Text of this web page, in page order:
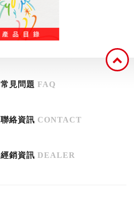
常見問題 FAQ
聯絡資訊 CONTACT
經銷資訊 DEALER